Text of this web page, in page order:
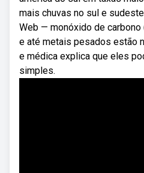
mais chuvas no sul e
Web — monóxido de
e até metais pesados estão
e médica explica que eles
simples.